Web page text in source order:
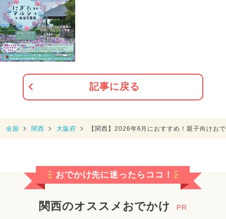
記事に戻る
全国 関西 大阪府 【関西】2026年6月におすすめ！親子向けお
おでかけ先に迷ったらココ！
関西のオススメおでかけ PR